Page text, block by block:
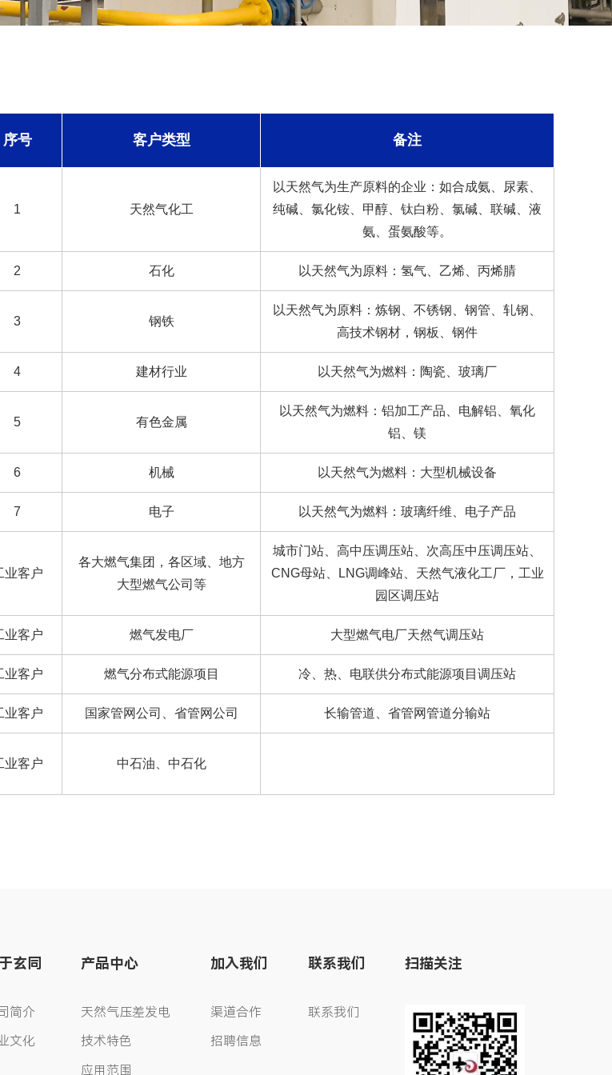
序号 客户类型 备注
1 天然气化工
以天然气为生产原料的企业：如合成氨、尿素、
纯碱、氯化铵、甲醇、钛白粉、氯碱、联碱、液
氨、蛋氨酸等。
2 石化 以天然气为原料：氢气、乙烯、丙烯腈
3 钢铁
以天然气为原料：炼钢、不锈钢、钢管、轧钢、
高技术钢材，钢板、钢件
4 建材行业 以天然气为燃料：陶瓷、玻璃厂
5 有色金属
以天然气为燃料：铝加工产品、电解铝、氧化
铝、镁
6 机械 以天然气为燃料：大型机械设备
7 电子 以天然气为燃料：玻璃纤维、电子产品
业客户
各大燃气集团，各区域、地方
大型燃气公司等
城市门站、高中压调压站、次高压中压调压站、
CNG母站、LNG调峰站、天然气液化工厂，工业
园区调压站
业客户 燃气发电厂 大型燃气电厂天然气调压站
业客户 燃气分布式能源项目 冷、热、电联供分布式能源项目调压站
业客户 国家管网公司、省管网公司 长输管道、省管网管道分输站
业客户 中石油、中石化
玄同
简介
文化
产品中心
天然气压差发电
技术特色
应用范围
加入我们
渠道合作
招聘信息
联系我们
联系我们
扫描关注